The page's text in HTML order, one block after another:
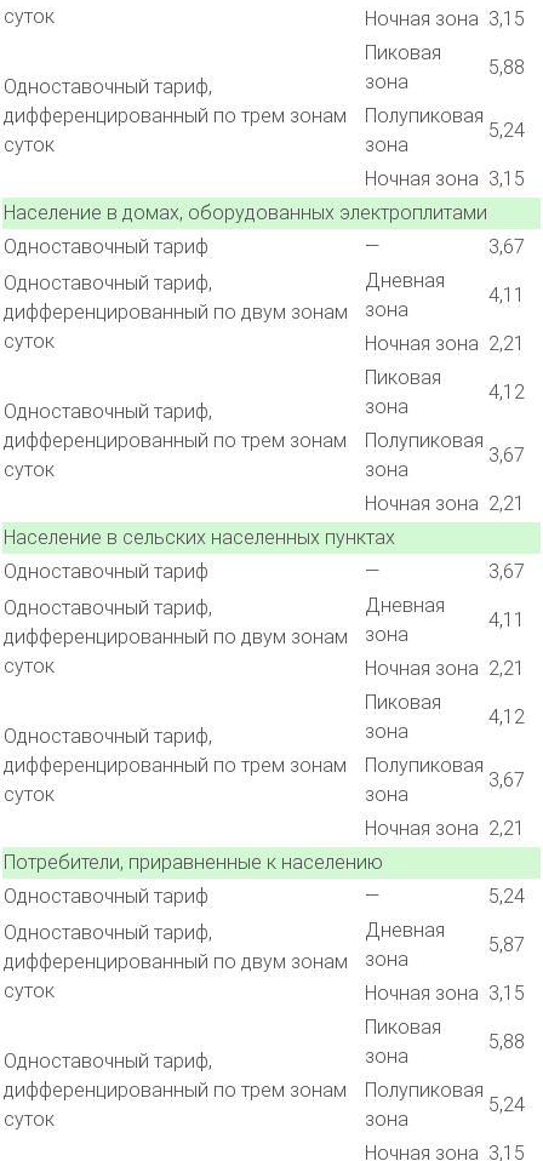
суток
Ночная зона 3,15
Одноставочный тариф,
дифференцированный по трем зонам
суток
Пиковая
зона
5,88
Полупиковая
зона
5,24
Ночная зона 3,15
Население в домах, оборудованных электроплитами
Одноставочный тариф
—
3,67
Одноставочный тариф,
дифференцированный по двум зонам
суток
Дневная
зона
4,11
Ночная зона 2,21
Одноставочный тариф,
дифференцированный по трем зонам
суток
Пиковая
зона
4,12
Полупиковая
зона
3,67
Ночная зона 2,21
Население в сельских населенных пунктах
Одноставочный тариф
—
3,67
Одноставочный тариф,
дифференцированный по двум зонам
суток
Дневная
зона
4,11
Ночная зона 2,21
Одноставочный тариф,
дифференцированный по трем зонам
суток
Пиковая
зона
4,12
Полупиковая
зона
3,67
Ночная зона 2,21
Потребители, приравненные к населению
Одноставочный тариф
—
5,24
Одноставочный тариф,
дифференцированный по двум зонам
суток
Дневная
зона
5,87
Ночная зона 3,15
Одноставочный тариф,
дифференцированный по трем зонам
суток
Пиковая
зона
5,88
Полупиковая
зона
5,24
Ночная зона 3,15